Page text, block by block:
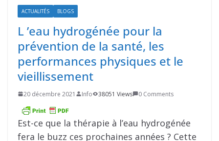
ACTUALITÉS BLOGS
L ’eau hydrogénée pour la
prévention de la santé, les
performances physiques et le
vieillissement
20 décembre 2021 Info 38051 Views 0 Comments
Est-ce que la thérapie à l’eau hydrogénée
fera le buzz ces prochaines années ? Cette